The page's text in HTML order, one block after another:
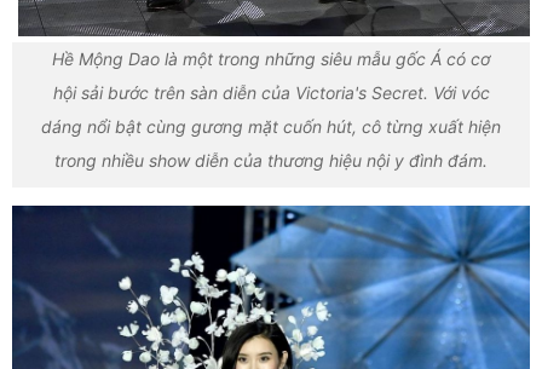
Hề Mộng Dao là một trong những siêu mẫu gốc Á có cơ
hội sải bước trên sàn diễn của Victoria's Secret. Với vóc
dáng nổi bật cùng gương mặt cuốn hút, cô từng xuất hiện
trong nhiều show diễn của thương hiệu nội y đình đám.